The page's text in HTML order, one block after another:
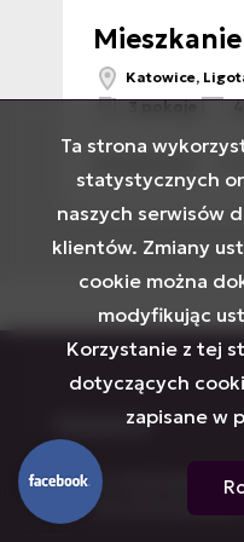
2
Katowice,
3 pokoje
Katowice
ul. Andrzeja
40-013 Katowice
Ta strona
statystycznych
naszych serwisów
klientów. Zmiany
cookie można
modyfikując
Korzystanie z tej
dotyczących
zapisane w